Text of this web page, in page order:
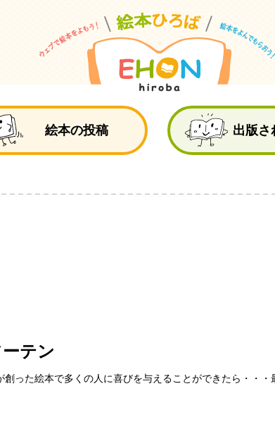
絵本の投稿 出版さ
テン
創った絵本で多くの人に喜びを与えることができたら・・・